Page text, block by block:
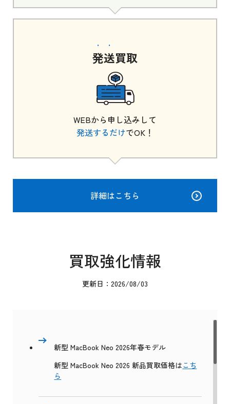
発送買取
WEBから申し込みして
発送するだけでOK！
詳細はこちら
買取強化情報
更新日：2026/08/03
新型 MacBook Neo 2026年春モデル
新型 MacBook Neo 2026 新品買取価格はこち
ら